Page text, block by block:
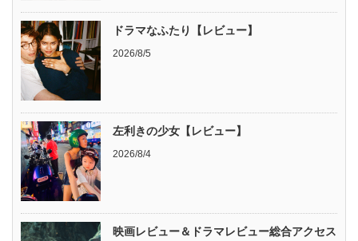
ドラマなふたり【レビュー】
2026/8/5
左利きの少女【レビュー】
2026/8/4
映画レビュー＆ドラマレビュー総合アクセス